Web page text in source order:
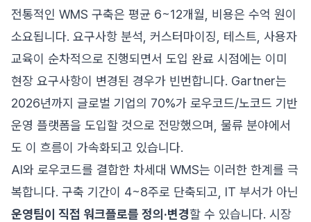
전통적인 WMS 구축은 평균 6~12개월, 비용은 수억 원이
소요됩니다. 요구사항 분석, 커스터마이징, 테스트, 사용자
교육이 순차적으로 진행되면서 도입 완료 시점에는 이미
현장 요구사항이 변경된 경우가 빈번합니다. Gartner는
2026년까지 글로벌 기업의 70%가 로우코드/노코드 기반
운영 플랫폼을 도입할 것으로 전망했으며, 물류 분야에서
도 이 흐름이 가속화되고 있습니다.
AI와 로우코드를 결합한 차세대 WMS는 이러한 한계를 극
복합니다. 구축 기간이 4~8주로 단축되고, IT 부서가 아닌
운영팀이 직접 워크플로를 정의·변경할 수 있습니다. 시장